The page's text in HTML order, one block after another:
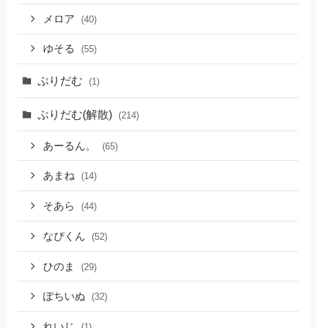
メロア (40)
ゆそる (55)
ぷりだむ (1)
ぷりだむ(解散) (214)
あーるん。 (65)
あまね (14)
そあら (44)
なぴくん (52)
ひのま (29)
ぽちいぬ (32)